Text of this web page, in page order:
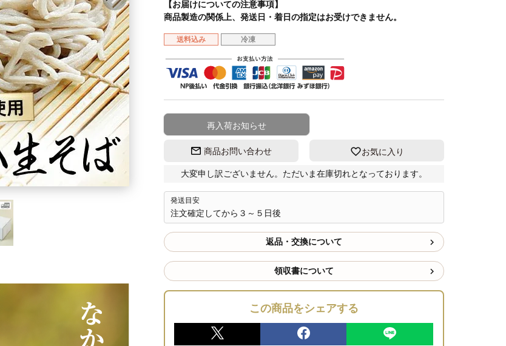
【お届けについての注意事項】
商品製造の関係上、発送日・着日の指定はお受けできません。
送料込み 冷凍
再入荷お知らせ
商品お問い合わせ お気に入り
大変申し訳ございません。ただいま在庫切れとなっております。
発送目安
注文確定してから３～５日後
返品・交換について
領収書について
この商品をシェアする